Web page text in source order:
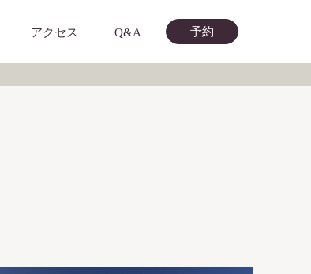
アクセス Q&A 予約